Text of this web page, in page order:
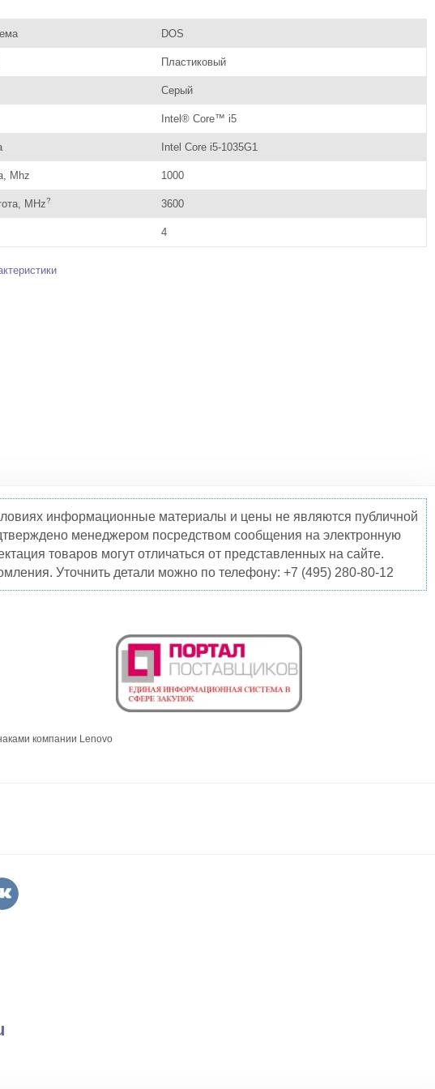
DOS
Пластиковый
Серый
Intel® Core™ i5
Intel Core i5-1035G1
Mhz 1000
MHz? 3600
4
информационные материалы и цены не являются публичной
менеджером посредством сообщения на электронную
товаров могут отличаться от представленных на сайте.
Уточнить детали можно по телефону: +7 (495) 280-80-12
компании Lenovo